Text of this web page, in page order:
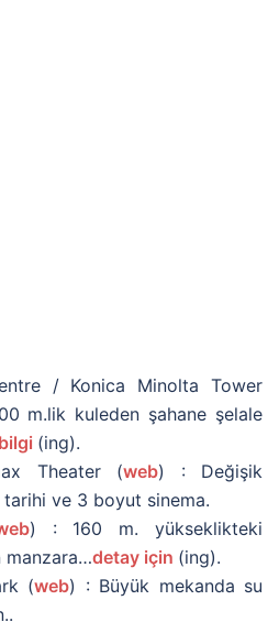
/ Konica Minolta Tower
m.lik kuleden şahane şelale
(ing).
Theater (web) : Değişik
ve 3 boyut sinema.
) : 160 m. yükseklikteki
manzara…detay için (ing).
(web) : Büyük mekanda su